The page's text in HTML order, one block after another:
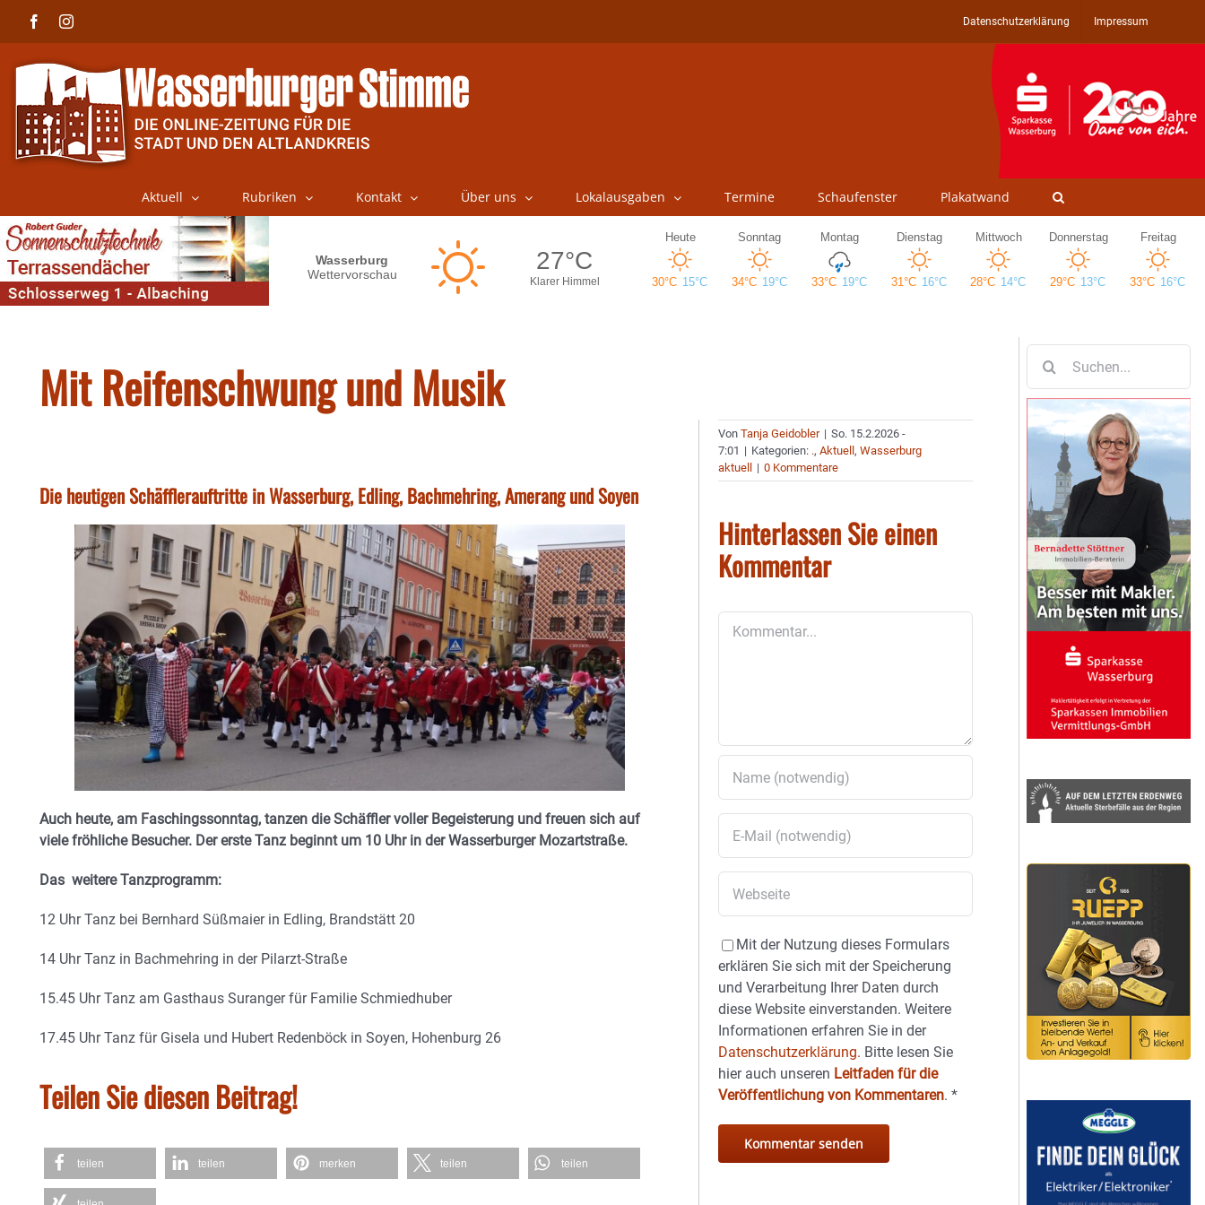
FacebookInstagram Datenschutzerklärung Impressum
Aktuell Rubriken Kontakt Über uns Lokalausgaben Termine Schaufenster Plakatwand
Mit Reifenschwung und Musik
Die heutigen Schäfflerauftritte in Wasserburg, Edling, Bachmehring, Amerang und Soyen
Auch heute, am Faschingssonntag, tanzen die Schäffler voller Begeisterung und freuen sich auf
viele fröhliche Besucher. Der erste Tanz beginnt um 10 Uhr in der Wasserburger Mozartstraße.
Das weitere Tanzprogramm:
12 Uhr Tanz bei Bernhard Süßmaier in Edling, Brandstätt 20
14 Uhr Tanz in Bachmehring in der Pilarzt-Straße
15.45 Uhr Tanz am Gasthaus Suranger für Familie Schmiedhuber
17.45 Uhr Tanz für Gisela und Hubert Redenböck in Soyen, Hohenburg 26
Teilen Sie diesen Beitrag!
teilen teilen merken teilen teilen
VonTanja Geidobler | So. 15.2.2026 -
7:01 | Kategorien: .,Aktuell,Wasserburg
aktuell
| 0 Kommentare
Hinterlassen Sie einen
Kommentar
Mit der Nutzung dieses Formulars
erklären Sie sich mit der Speicherung
und Verarbeitung Ihrer Daten durch
diese Website einverstanden. Weitere
Informationen erfahren Sie in der
Datenschutzerklärung. Bitte lesen Sie
hier auch unseren Leitfaden für die
Veröffentlichung von Kommentaren.*
nach: